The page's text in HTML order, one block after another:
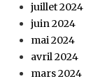
juillet 2024
juin 2024
mai 2024
avril 2024
mars 2024